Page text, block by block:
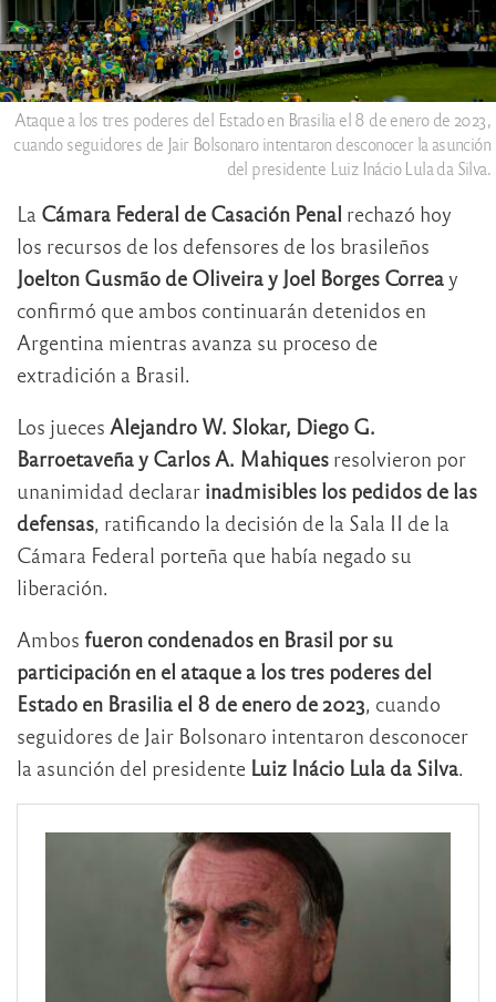
Ataque a los tres poderes del Estado en Brasilia el 8 de enero de 2023,
cuando seguidores de Jair Bolsonaro intentaron desconocer la asunción
del presidente Luiz Inácio Lula da Silva.
La Cámara Federal de Casación Penal rechazó hoy
los recursos de los defensores de los brasileños
Joelton Gusmão de Oliveira y Joel Borges Correay
confirmó que ambos continuarán detenidos en
Argentina mientras avanza su proceso de
extradición a Brasil.
Los jueces Alejandro W. Slokar, Diego G.
Barroetaveña y Carlos A. Mahiques resolvieron por
unanimidad declarar inadmisibles los pedidos de las
defensas, ratificando la decisión de la Sala II de la
Cámara Federal porteña que había negado su
liberación.
Ambos fueron condenados en Brasil por su
participación en el ataque a los tres poderes del
Estado en Brasilia el 8 de enero de 2023, cuando
seguidores de Jair Bolsonaro intentaron desconocer
la asunción del presidente Luiz Inácio Lula da Silva.